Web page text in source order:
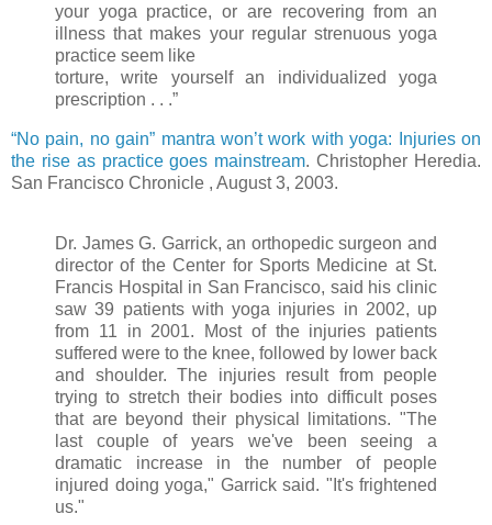
your yoga practice, or are recovering from an
illness that makes your regular strenuous yoga
practice seem like
torture, write yourself an individualized yoga
prescription . . .”
“No pain, no gain” mantra won’t work with yoga: Injuries on
the rise as practice goes mainstream. Christopher Heredia.
San Francisco Chronicle , August 3, 2003.
Dr. James G. Garrick, an orthopedic surgeon and
director of the Center for Sports Medicine at St.
Francis Hospital in San Francisco, said his clinic
saw 39 patients with yoga injuries in 2002, up
from 11 in 2001. Most of the injuries patients
suffered were to the knee, followed by lower back
and shoulder. The injuries result from people
trying to stretch their bodies into difficult poses
that are beyond their physical limitations. "The
last couple of years we've been seeing a
dramatic increase in the number of people
injured doing yoga," Garrick said. "It's frightened
us."